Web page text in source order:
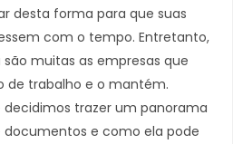
desta forma para que suas
com o tempo. Entretanto,
muitas as empresas que
de trabalho e o mantém.
decidimos trazer um panorama
documentos e como ela pode